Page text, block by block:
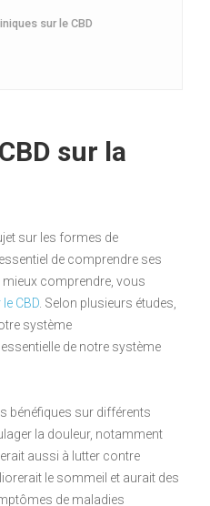
sur le CBD
sur la
sur les formes de
de comprendre ses
comprendre, vous
CBD. Selon plusieurs études,
système
de notre système
bénéfiques sur différents
la douleur, notamment
aussi à lutter contre
le sommeil et aurait des
de maladies